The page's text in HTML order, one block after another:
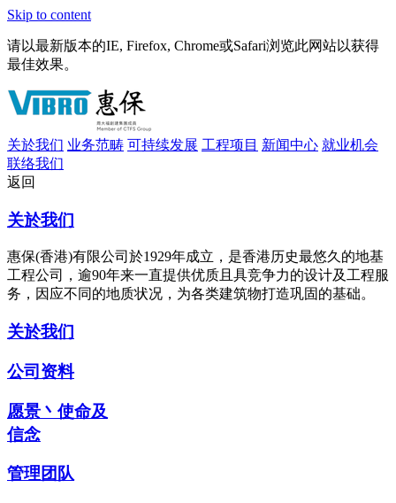
Skip to content
请以最新版本的IE, Firefox, Chrome或Safari浏览此网站以获得
最佳效果。
关於我们 业务范畴 可持续发展 工程项目 新闻中心 就业机会
联络我们
返回
关於我们
惠保(香港)有限公司於1929年成立，是香港历史最悠久的地基
工程公司，逾90年来一直提供优质且具竞争力的设计及工程服
务，因应不同的地质状况，为各类建筑物打造巩固的基础。
关於我们
公司资料
愿景丶使命及
信念
管理团队